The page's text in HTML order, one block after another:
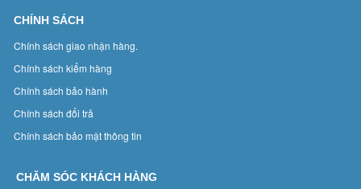
CHÍNH SÁCH
Chính sách giao nhận hàng.
Chính sách kiểm hàng
Chính sách bảo hành
Chính sách đổi trả
Chính sách bảo mật thông tin
CHĂM SÓC KHÁCH HÀNG